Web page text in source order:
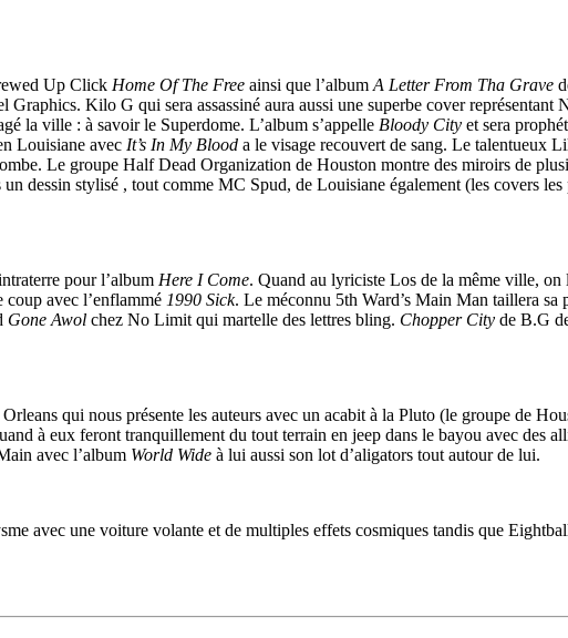
Up Click Home Of The Free ainsi que l’album A Letter From Tha Grave
Kilo G qui sera assassiné aura aussi une superbe cover
la ville : à savoir le Superdome. L’album s’appelle Bloody City et sera
Louisiane avec It’s In My Blood a le visage recouvert de sang. Le talentueux
Le groupe Half Dead Organization de Houston montre des miroirs de
dessin stylisé , tout comme MC Spud, de Louisiane également (les covers
pour l’album Here I Come. Quand au lyriciste Los de la même ville, on
avec l’enflammé 1990 Sick. Le méconnu 5th Ward’s Main Man taillera sa
Gone Awol chez No Limit qui martelle des lettres bling. Chopper City de B.G
qui nous présente les auteurs avec un acabit à la Pluto (le groupe de
à eux feront tranquillement du tout terrain en jeep dans le bayou avec des
avec l’album World Wide à lui aussi son lot d’aligators tout autour de lui.
avec une voiture volante et de multiples effets cosmiques tandis que